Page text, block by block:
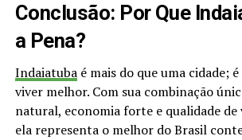
Conclusão: Por Que
a Pena?
Indaiatubaé mais do que uma cidade;
viver melhor. Com sua combinação
natural, economia forte e qualidade de
ela representa o melhor do Brasil